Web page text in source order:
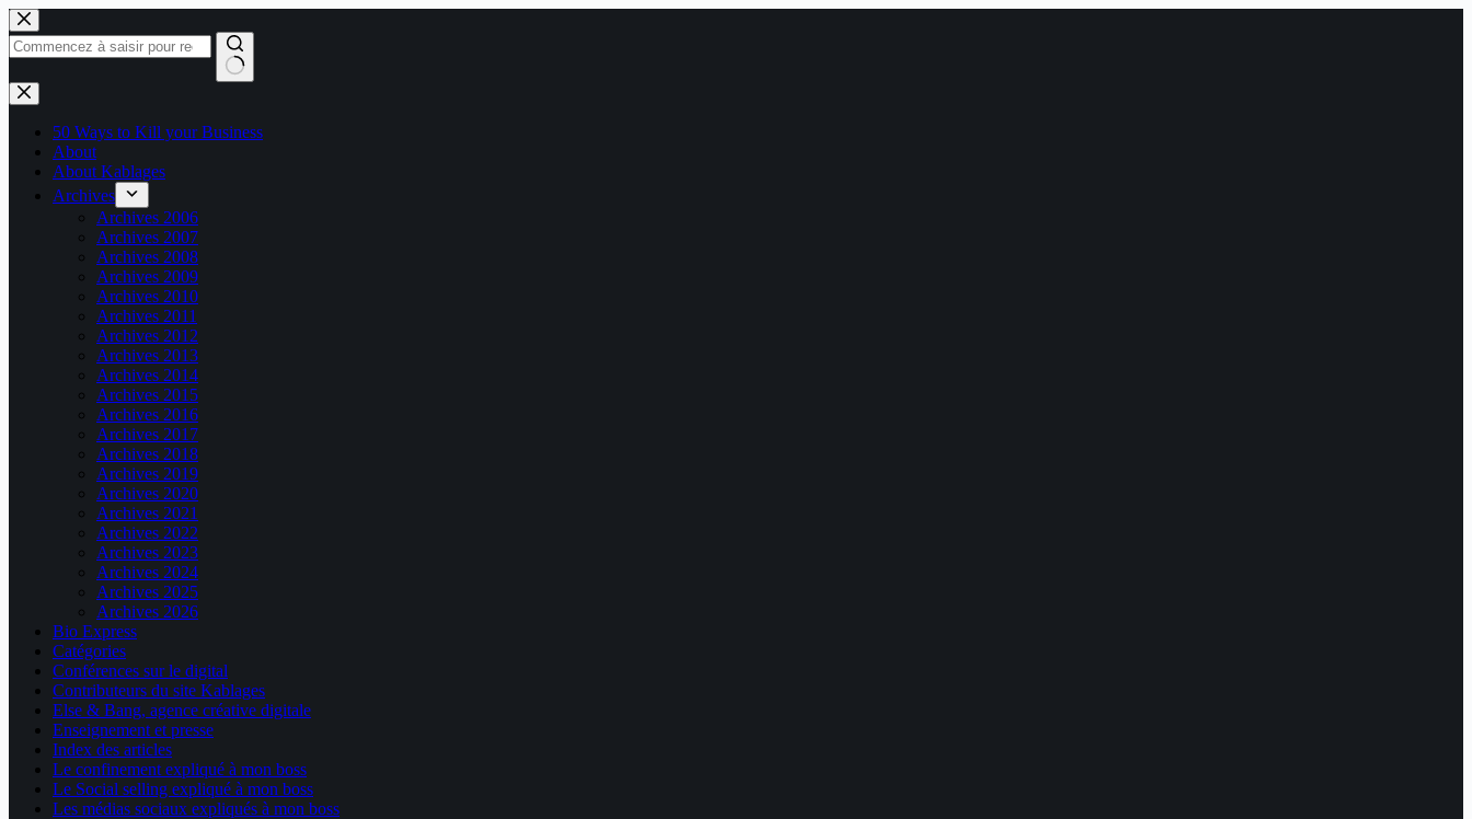
Passer
au
contenu
Aucun
résultat
50 Ways to Kill your Business
About
About Kablages
Archives
Archives 2006
Archives 2007
Archives 2008
Archives 2009
Archives 2010
Archives 2011
Archives 2012
Archives 2013
Archives 2014
Archives 2015
Archives 2016
Archives 2017
Archives 2018
Archives 2019
Archives 2020
Archives 2021
Archives 2022
Archives 2023
Archives 2024
Archives 2025
Archives 2026
Bio Express
Catégories
Conférences sur le digital
Contributeurs du site Kablages
Else & Bang, agence créative digitale
Enseignement et presse
Index des articles
Le confinement expliqué à mon boss
Le Social selling expliqué à mon boss
Les médias sociaux expliqués à mon boss